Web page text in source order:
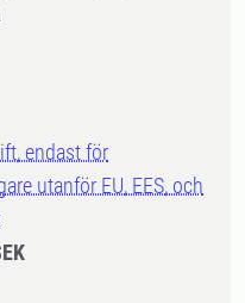
endast för
utanför EU, EES, och